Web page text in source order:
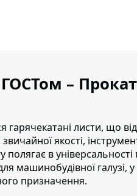
–
гарячекатані листи, що
якості,
в
машинобудівної галузі,
призначення.